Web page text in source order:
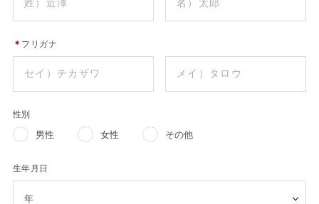
＊ フリガナ
性別
男性 女性 その他
生年月日